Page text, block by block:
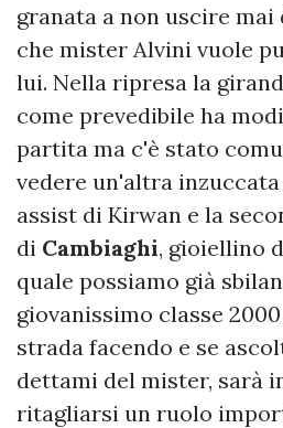
granata a non uscire mai
che mister Alvini vuole
lui. Nella ripresa la
come prevedibile ha
partita ma c'è stato
vedere un'altra inzuccata
assist di Kirwan e la
di Cambiaghi, gioiellino
quale possiamo già
giovanissimo classe
strada facendo e se
dettami del mister, sarà
ritagliarsi un ruolo